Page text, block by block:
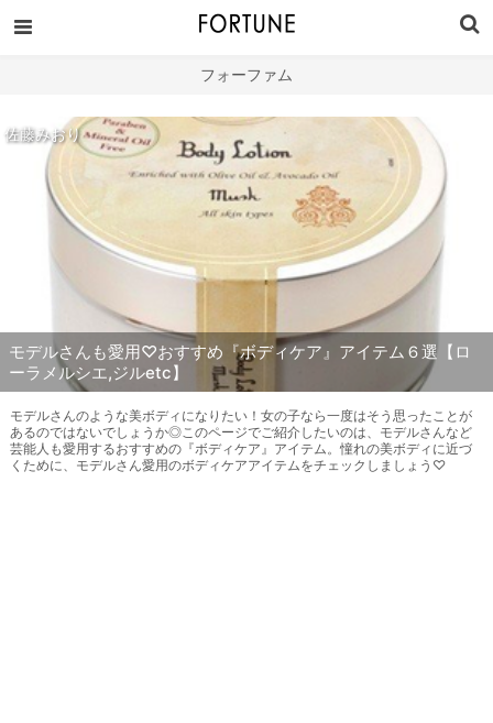
フォーファム
佐藤みおり
モデルさんも愛用♡おすすめ『ボディケア』アイテム６選【ロ
ーラメルシエ,ジルetc】
モデルさんのような美ボディになりたい！女の子なら一度はそう思ったことが
あるのではないでしょうか◎このページでご紹介したいのは、モデルさんなど
芸能人も愛用するおすすめの『ボディケア』アイテム。憧れの美ボディに近づ
くために、モデルさん愛用のボディケアアイテムをチェックしましょう♡